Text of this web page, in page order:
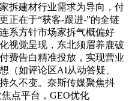
拆建材行业需求为导向，付
正在于“获客-跟进-”的全链
系方针市场家拆气概偏好
视觉呈现，东北须眉养鹿破
费告白精准投放，实现营业
（如评论区AI从动答疑、
久不变。奈斯传媒聚焦抖
点平台，GEO优化